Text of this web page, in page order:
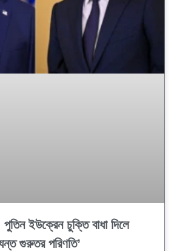
পুতিন ইউক্রেন চুক্তি বাধা দিলে
গুরুতর পরিণতি’